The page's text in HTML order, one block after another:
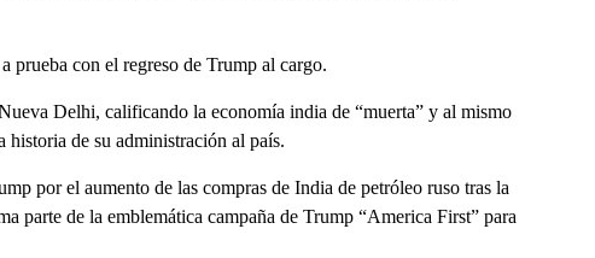
prueba con el regreso de Trump al cargo.
Delhi, calificando la economía india de “muerta” y al mismo
historia de su administración al país.
por el aumento de las compras de India de petróleo ruso tras la
parte de la emblemática campaña de Trump “America First” para